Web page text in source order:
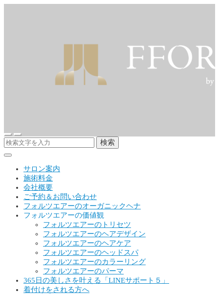
検索
サロン案内
施術料金
会社概要
ご予約＆お問い合わせ
フォルツエアーのオーガニックヘナ
フォルツエアーの価値観
フォルツエアーのトリセツ
フォルツエアーのヘアデザイン
フォルツエアーのヘアケア
フォルツエアーのヘッドスパ
フォルツエアーのカラーリング
フォルツエアーのパーマ
365日の美しさを叶える「LINEサポート５」
着付けをされる方へ